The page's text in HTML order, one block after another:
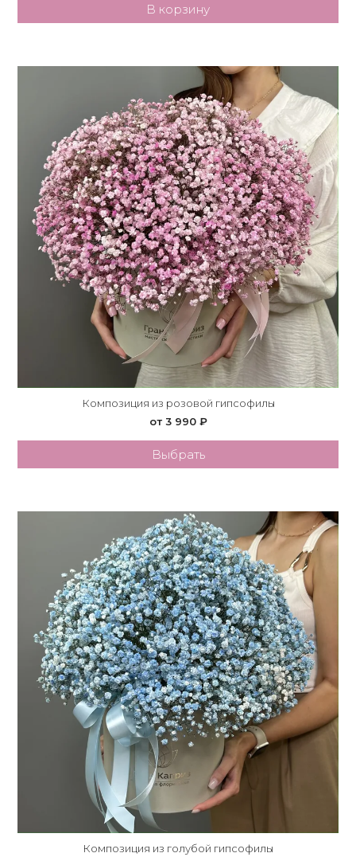
В корзину
Композиция из розовой гипсофилы
от 3 990 ₽
Выбрать
Композиция из голубой гипсофилы